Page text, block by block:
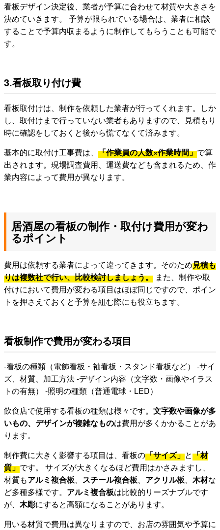
看板デザイン決定後、業者が予算に合わせて材質や大きさを
決めていきます。 予算が限られている場合は、業者に相談
することで予算内収まるように制作してもらうことも可能で
す。
3.看板取り付け費
看板取付けは、制作を依頼した業者が行ってくれます。しか
し、取付けまで行っていない業者もありますので、見積もり
時に確認をしておくと後から慌てなくて済みます。
基本的に取付け工事費は、 「作業員の人数×作業時間」で算
出されます。現場調査費用、運送費なども含まれるため、作
業内容によって費用が異なります。
居酒屋の看板の制作・取付け費用が変わ
るポイント
費用は依頼する業者によって違ってきます。そのため見積も
りは複数社で行い、比較検討しましょう。 また、制作や取
付けにおいて費用が変わる項目はほぼ同じですので、ポイン
トを押さえておくと予算を組む際にも役立ちます。
看板制作で費用が変わる項目
-看板の種類（電飾看板・袖看板・スタンド看板など） -サイ
ズ、材質、加工方法 -デザイン内容（文字数・画像やイラス
トの有無） -照明の種類（普通電球・LED）
飲食店で使用する看板の種類は様々です。 文字数や画像が多
いもの、デザインが複雑なものは費用が多くかかることがあ
ります。
制作費に大きく影響する項目は、看板の「サイズ」と「材
質」です。 サイズが大きくなるほど費用はかさみますし、
材質もアルミ複合板、 スチール複合板、 アクリル板、 木材な
ど多種多様です。 アルミ複合板は比較的リーズナブルです
が、 木彫にすると高額になることがあります。
用いる材質で費用は異なりますので、お店の雰囲気や予算に